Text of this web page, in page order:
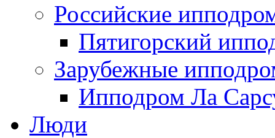
Российские
Пятигорский
Зарубежные
Ипподром Ла
Люди